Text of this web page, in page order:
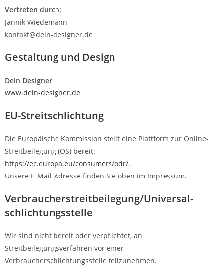
Vertreten durch:
Jannik Wiedemann
kontakt@dein-designer.de
Gestaltung und Design
Dein Designer
www.dein-designer.de
EU-Streitschlichtung
Die Europäische Kommission stellt eine Plattform zur Online-
Streitbeilegung (OS) bereit:
https://ec.europa.eu/consumers/odr/.
Unsere E-Mail-Adresse finden Sie oben im Impressum.
Verbraucher­streit­beilegung/Universal­
schlichtungs­stelle
Wir sind nicht bereit oder verpflichtet, an
Streitbeilegungsverfahren vor einer
Verbraucherschlichtungsstelle teilzunehmen.